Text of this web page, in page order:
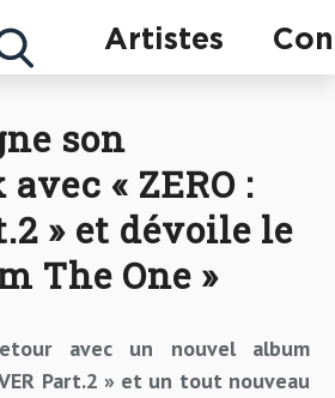
Artistes
son
« ZERO :
» et dévoile le
The One »
avec un nouvel album
Part.2 » et un tout nouveau